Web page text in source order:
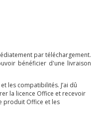
par téléchargement.
bénéficier d'une livraison
les compatibilités. J’ai dû
la licence Office et recevoir
produit Office et les